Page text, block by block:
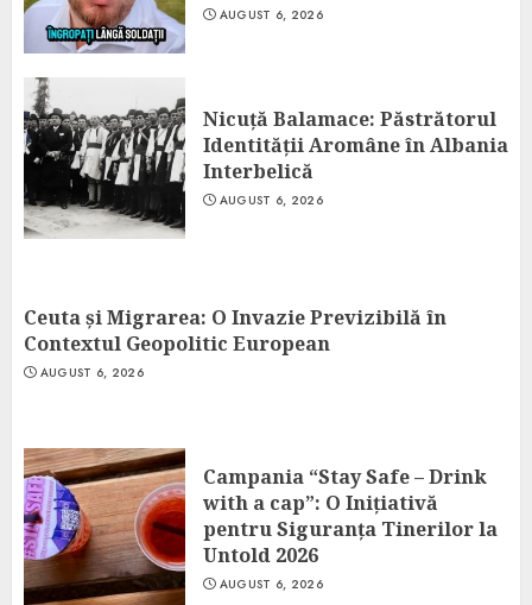
AUGUST 6, 2026
Nicuță Balamace: Păstrătorul
Identității Aromâne în Albania
Interbelică
AUGUST 6, 2026
Ceuta și Migrarea: O Invazie Previzibilă în
Contextul Geopolitic European
AUGUST 6, 2026
Campania “Stay Safe – Drink
with a cap”: O Inițiativă
pentru Siguranța Tinerilor la
Untold 2026
AUGUST 6, 2026